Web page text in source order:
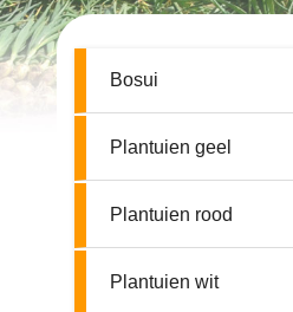
Bosui
Plantuien geel
Plantuien rood
Plantuien wit